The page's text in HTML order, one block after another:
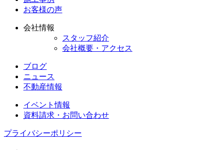
お客様の声
会社情報
スタッフ紹介
会社概要・アクセス
ブログ
ニュース
不動産情報
イベント情報
資料請求・お問い合わせ
プライバシーポリシー